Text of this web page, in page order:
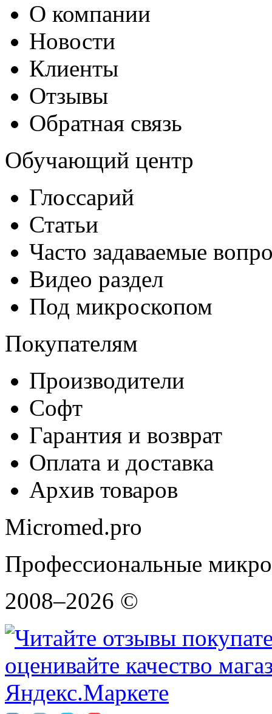
О компании
Новости
Клиенты
Отзывы
Обратная связь
Обучающий центр
Глоссарий
Статьи
Часто задаваемые
Видео раздел
Под микроскопом
Покупателям
Производители
Софт
Гарантия и возврат
Оплата и доставка
Архив товаров
Micromed.pro
Профессиональные
2008–2026 ©